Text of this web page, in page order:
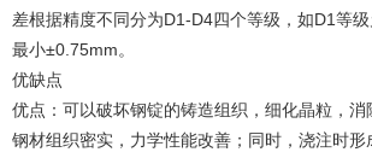
差根据精度不同分为D1-D4四个等级，如D1等级
最小±0.75mm。
优缺点
优点：可以破坏钢锭的铸造组织，细化晶粒，消
钢材组织密实，力学性能改善；同时，浇注时